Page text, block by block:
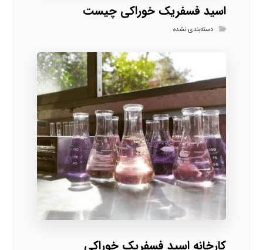
اسید فسفریک خوراکی چیست
دسته‌بندی نشده
کارخانه اسید فسفریک خوراکی